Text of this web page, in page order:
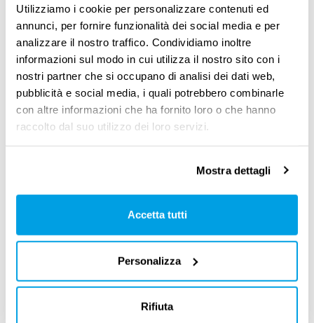
Utilizziamo i cookie per personalizzare contenuti ed
annunci, per fornire funzionalità dei social media e per
analizzare il nostro traffico. Condividiamo inoltre
informazioni sul modo in cui utilizza il nostro sito con i
nostri partner che si occupano di analisi dei dati web,
pubblicità e social media, i quali potrebbero combinarle
con altre informazioni che ha fornito loro o che hanno
raccolto dal suo utilizzo dei loro servizi.
Mostra dettagli
Accetta tutti
Personalizza
Rifiuta
57% in più rispetto all’importo mediamente
erogato in unagrande impresa (590 euro)
Anche rispetto alla conversione del premio di
risultato vediamo chenelle PMI, dove
presente,si tende a convertire un importo
una grande impresa il welfare non si ferma